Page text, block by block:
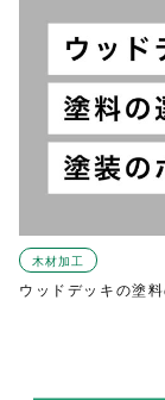
木材加工
ウッドデッキの塗